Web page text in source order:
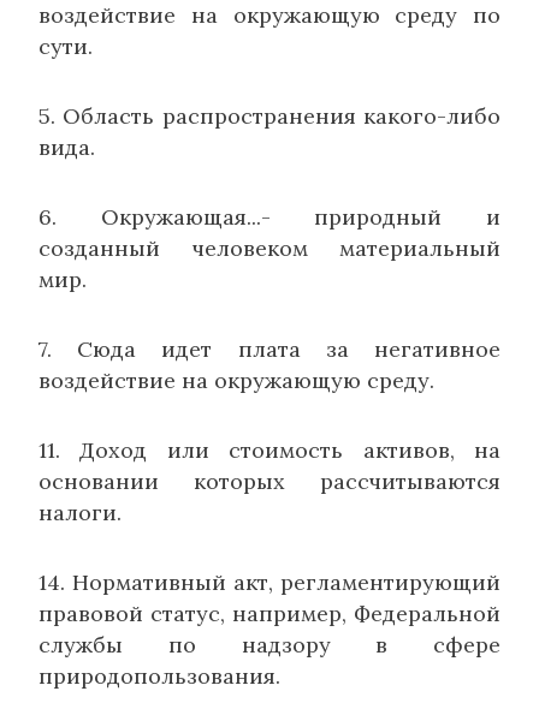
воздействие на окружающую среду по
сути.
5. Область распространения какого-либо
вида.
6. Окружающая...- природный и
созданный человеком материальный
мир.
7. Сюда идет плата за негативное
воздействие на окружающую среду.
11. Доход или стоимость активов, на
основании которых рассчитываются
налоги.
14. Нормативный акт, регламентирующий
правовой статус, например, Федеральной
службы по надзору в сфере
природопользования.